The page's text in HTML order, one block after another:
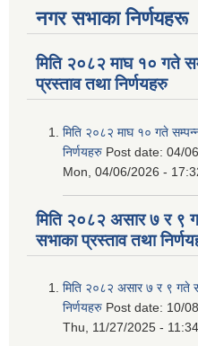
नगर सभाका निर्णयहरू
मिति २०८२ माघ १० गते
प्रस्ताव तथा निर्णयहरु
मिति २०८२ माघ १० गते
निर्णयहरु Post date: 04/
Mon, 04/06/2026 -
मिति २०८२ असार ७ र ९
सभाका प्रस्ताव तथा
मिति २०८२ असार ७ र ९ गते
निर्णयहरु Post date: 10/
Thu, 11/27/2025 - 11:34